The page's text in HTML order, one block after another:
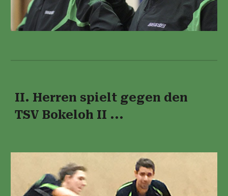
II. Herren spielt gegen den
TSV Bokeloh II ...